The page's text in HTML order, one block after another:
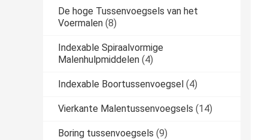
De hoge Tussenvoegsels van het
Voermalen (8)
Indexable Spiraalvormige
Malenhulpmiddelen (4)
Indexable Boortussenvoegsel (4)
Vierkante Malentussenvoegsels (14)
Boring tussenvoegsels (9)